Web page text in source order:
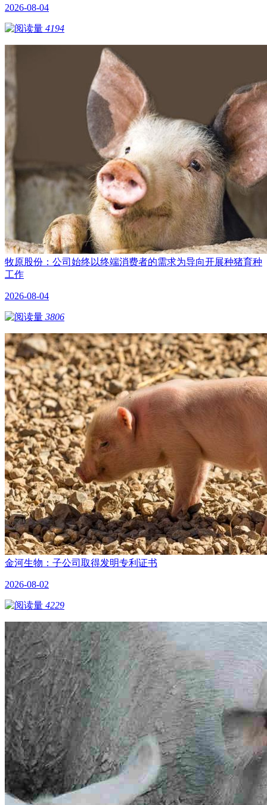
2026-08-04
4194
牧原股份：公司始终以终端消费者的需求为导向开展种猪育种
工作
2026-08-04
3806
金河生物：子公司取得发明专利证书
2026-08-02
4229